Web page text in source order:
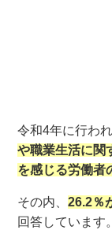
令和4年に行わ
や職業生活に関
を感じる労働者
その内、26.2％
回答しています。